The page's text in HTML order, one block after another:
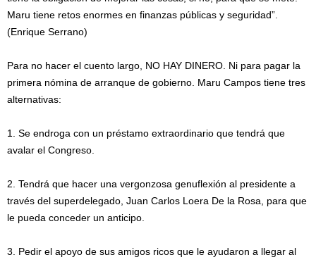
Maru tiene retos enormes en finanzas públicas y seguridad”.
(Enrique Serrano)
Para no hacer el cuento largo, NO HAY DINERO. Ni para pagar la
primera nómina de arranque de gobierno. Maru Campos tiene tres
alternativas:
1. Se endroga con un préstamo extraordinario que tendrá que
avalar el Congreso.
2. Tendrá que hacer una vergonzosa genuflexión al presidente a
través del superdelegado, Juan Carlos Loera De la Rosa, para que
le pueda conceder un anticipo.
3. Pedir el apoyo de sus amigos ricos que le ayudaron a llegar al